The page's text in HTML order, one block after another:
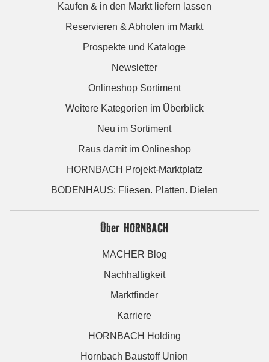
Kaufen & in den Markt liefern lassen
Reservieren & Abholen im Markt
Prospekte und Kataloge
Newsletter
Onlineshop Sortiment
Weitere Kategorien im Überblick
Neu im Sortiment
Raus damit im Onlineshop
HORNBACH Projekt-Marktplatz
BODENHAUS: Fliesen. Platten. Dielen
Über HORNBACH
MACHER Blog
Nachhaltigkeit
Marktfinder
Karriere
HORNBACH Holding
Hornbach Baustoff Union